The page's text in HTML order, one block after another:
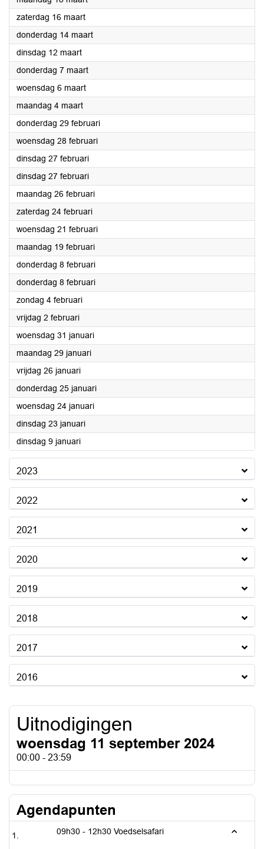
zaterdag 16 maart2024
donderdag 14 maart2024
dinsdag 12 maart2024
donderdag 7 maart2024
woensdag 6 maart2024
maandag 4 maart2024
donderdag 29 februari2024
woensdag 28 februari2024
dinsdag 27 februari2024
dinsdag 27 februari2024
maandag 26 februari2024
zaterdag 24 februari2024
woensdag 21 februari2024
maandag 19 februari2024
donderdag 8 februari2024
donderdag 8 februari2024
zondag 4 februari2024
vrijdag 2 februari2024
woensdag 31 januari2024
maandag 29 januari2024
vrijdag 26 januari2024
donderdag 25 januari2024
woensdag 24 januari2024
dinsdag 23 januari2024
dinsdag 9 januari2024
2023
2022
2021
2020
2019
2018
2017
2016
Uitnodigingen
woensdag 11 september 2024
00:00 - 23:59
Agendapunten
09h30 - 12h30 Voedselsafari